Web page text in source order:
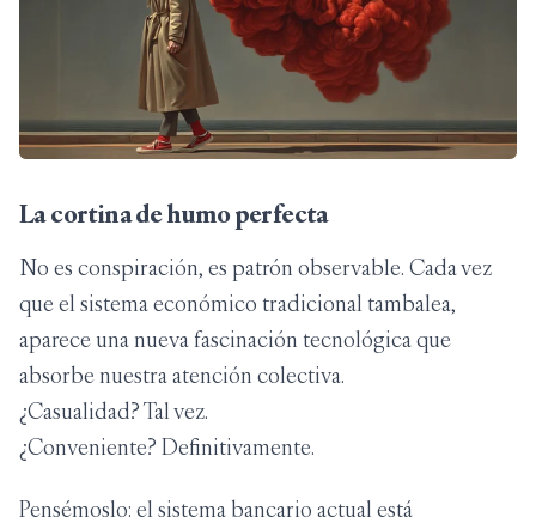
La cortina de humo perfecta
No es conspiración, es patrón observable. Cada vez
que el sistema económico tradicional tambalea,
aparece una nueva fascinación tecnológica que
absorbe nuestra atención colectiva.
¿Casualidad? Tal vez.
¿Conveniente? Definitivamente.
Pensémoslo: el sistema bancario actual está